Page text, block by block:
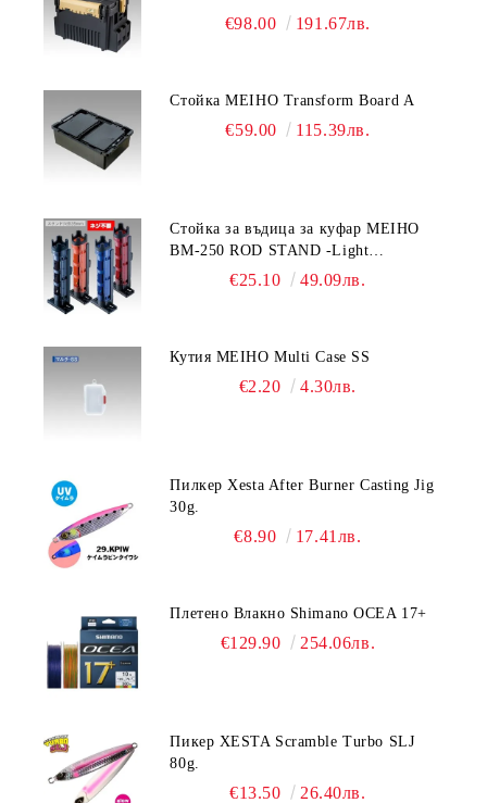
€98.00 191.67лв.
Стойка MEIHO Transform Board A
€59.00 115.39лв.
Стойка за въдица за куфар MEIHO
BM-250 ROD STAND -Light
Blue/Black color
€25.10 49.09лв.
Кутия MEIHO Multi Case SS
€2.20 4.30лв.
Пилкер Xesta After Burner Casting Jig
30g.
€8.90 17.41лв.
Плетено Влакно Shimano OCEA 17+
€129.90 254.06лв.
Пикер XESTA Scramble Turbo SLJ
80g.
€13.50 26.40лв.